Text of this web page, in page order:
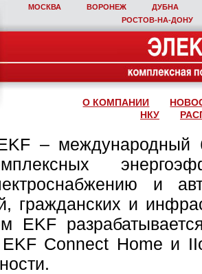
МОСКВА ВОРОНЕЖ
ДУБНА
РОСТОВ‑НА‑ДОНУ
О КОМПАНИИ
НКУ
– международный
и
гражданских и
EKF
Connect Home и